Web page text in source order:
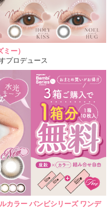
ー）
プロデュース
ラー バンビシリーズ ワンデ